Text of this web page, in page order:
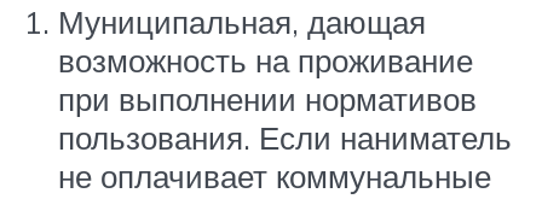
Муниципальная, дающая
возможность на проживание
при выполнении нормативов
пользования. Если наниматель
не оплачивает коммунальные